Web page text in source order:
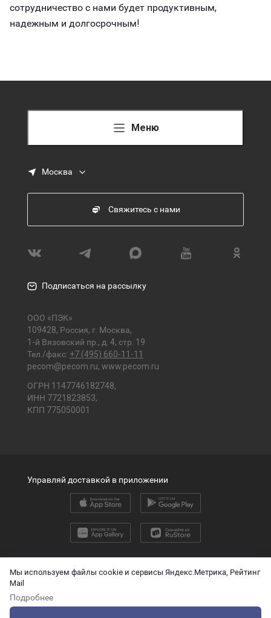
Мы используем файлы cookie и сервисы Яндекс.Метрика, Рейтинг
Mail
Подробнее
сотрудничество с нами будет продуктивным,
надежным и долгосрочным!
Меню
Москва
Свяжитесь с нами
Подписаться на рассылку
ООО «ПЭК»
109428, Россия, г. Москва,
1-й Вязовский пр., д. 4, стр. 19
Тел./факс: +7 (495) 660-11-11
pecom@pecom.ru, www.pecom.ru
ОГРН 1147746182748,
ИНН 7721823853,
КПП 775050001
2026 © ООО «ПЭК»
О защите персональных данных
Управляй доставкой в приложении